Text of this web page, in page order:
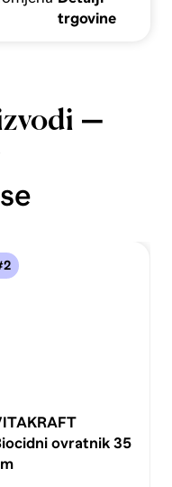
trgovine
—
ovratnik 35